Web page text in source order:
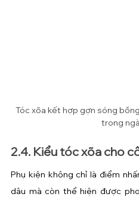
Tóc xõa kết hợp gợn sóng
trong
2.4. Kiểu tóc xõa cho
Phụ kiện không chỉ là điểm
dâu mà còn thể hiện được